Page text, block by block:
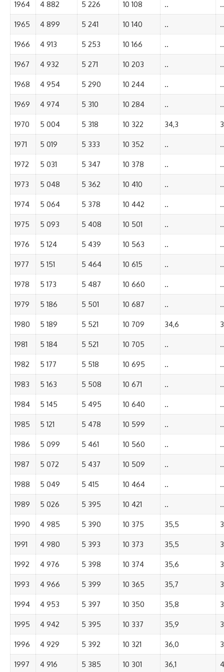
1964 4 882 5 226 10 108 .. ..
1965 4 899 5 241 10 140 .. ..
1966 4 913 5 253 10 166 .. ..
1967 4 932 5 271 10 203 .. ..
1968 4 954 5 290 10 244 .. ..
1969 4 974 5 310 10 284 .. ..
1970 5 004 5 318 10 322 34,3
1971 5 019 5 333 10 352 .. ..
1972 5 031 5 347 10 378 .. ..
1973 5 048 5 362 10 410 .. ..
1974 5 064 5 378 10 442 .. ..
1975 5 093 5 408 10 501 .. ..
1976 5 124 5 439 10 563 .. ..
1977 5 151 5 464 10 615 .. ..
1978 5 173 5 487 10 660 .. ..
1979 5 186 5 501 10 687 .. ..
1980 5 189 5 521 10 709 34,6
1981 5 184 5 521 10 705 .. ..
1982 5 177 5 518 10 695 .. ..
1983 5 163 5 508 10 671 .. ..
1984 5 145 5 495 10 640 .. ..
1985 5 121 5 478 10 599 .. ..
1986 5 099 5 461 10 560 .. ..
1987 5 072 5 437 10 509 .. ..
1988 5 049 5 415 10 464 .. ..
1989 5 026 5 395 10 421 .. ..
1990 4 985 5 390 10 375 35,5
1991 4 980 5 393 10 373 35,5
1992 4 976 5 398 10 374 35,6
1993 4 966 5 399 10 365 35,7
1994 4 953 5 397 10 350 35,8
1995 4 942 5 395 10 337 35,9
1996 4 929 5 392 10 321 36,0
1997 4 916 5 385 10 301 36,1